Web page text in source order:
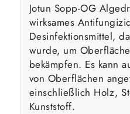
Jotun Sopp-OG
wirksames
Desinfektionsmittel,
wurde, um
bekämpfen. Es kann
von Oberflächen
einschließlich Holz,
Kunststoff.